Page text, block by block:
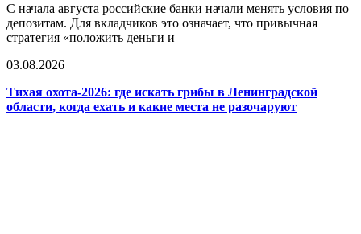
С начала августа российские банки начали менять условия по
депозитам. Для вкладчиков это означает, что привычная
стратегия «положить деньги и
03.08.2026
Тихая охота-2026: где искать грибы в Ленинградской
области, когда ехать и какие места не разочаруют